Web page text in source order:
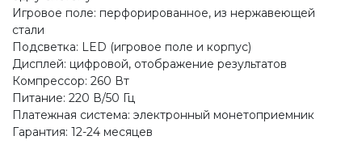
Игровое поле: перфорированное, из нержавеющей
стали
Подсветка: LED (игровое поле и корпус)
Дисплей: цифровой, отображение результатов
Компрессор: 260 Вт
Питание: 220 В/50 Гц
Платежная система: электронный монетоприемник
Гарантия: 12-24 месяцев